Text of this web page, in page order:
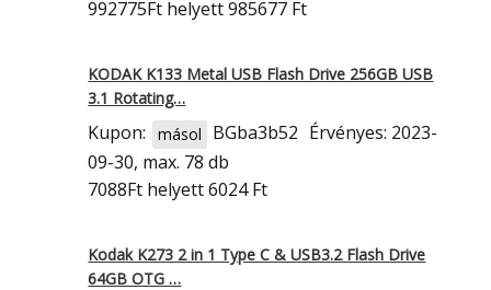
992775Ft helyett 985677 Ft
KODAK K133 Metal USB Flash Drive 256GB USB
3.1 Rotating…
Kupon: másol BGba3b52 Érvényes: 2023-
09-30, max. 78 db
7088Ft helyett 6024 Ft
Kodak K273 2 in 1 Type C & USB3.2 Flash Drive
64GB OTG …